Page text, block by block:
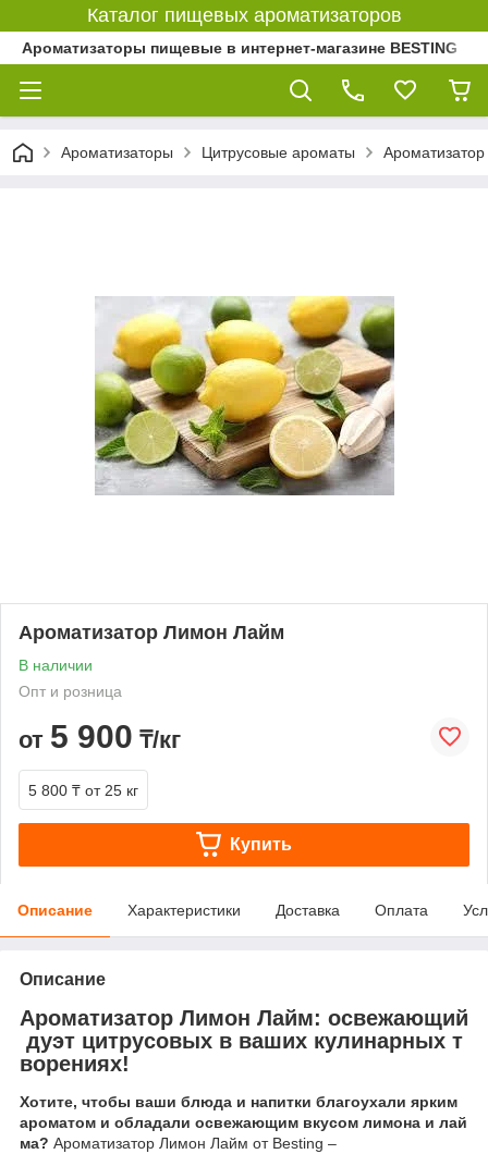
Каталог пищевых ароматизаторов
Ароматизаторы пищевые в интернет-магазине BESTING
Ароматизаторы Цитрусовые ароматы
Ароматизатор Лимон Лайм
В наличии
Опт и розница
от 5 900 ₸/кг
5 800 ₸ от 25 кг
Купить
Описание Характеристики Доставка Оплата
Описание
Ароматизатор Лимон Лайм: освежающий
дуэт цитрусовых в ваших кулинарных т
ворениях!
Хотите, чтобы ваши блюда и напитки благоухали ярким
ароматом и обладали освежающим вкусом лимона и лай
ма? Ароматизатор Лимон Лайм от Besting –